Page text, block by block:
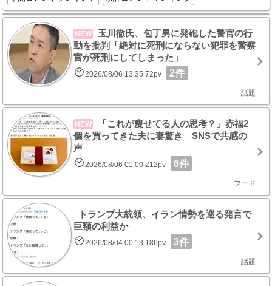
NEW
玉川徹氏、包丁男に発砲した警官の行
動を批判「絶対に死刑にならない犯罪を警察
官が死刑にしてしまった」
2026/08/06 13:35 72pv 2件
話題
NEW
「これが痩せてる人の思考？」赤福2
個を買ってきた夫に妻驚き SNSで共感の
声
2026/08/06 01:00 212pv 6件
フード
トランプ大統領、イラン情勢を巡る発言で
巨額の利益か
2026/08/04 00:13 186pv 3件
話題